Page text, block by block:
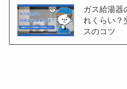
ガス給湯器
れくらい？
スのコツ